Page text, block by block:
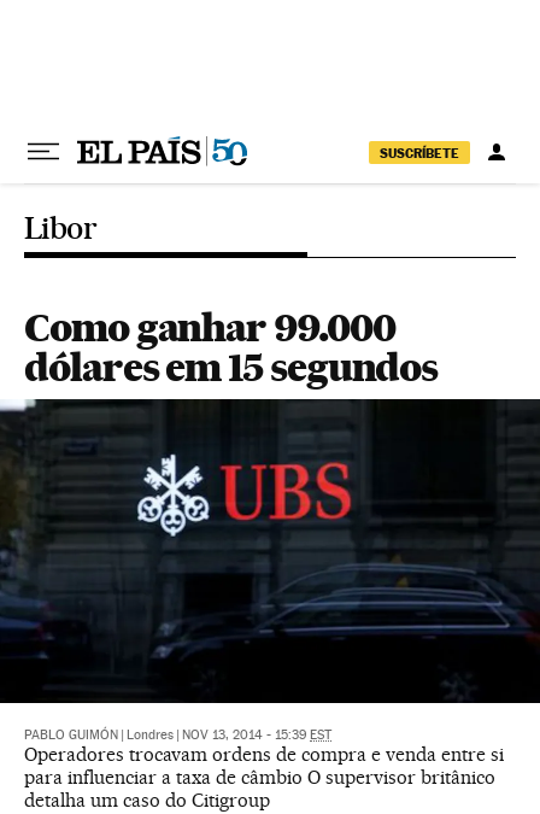
SUSCRÍBETE
Libor
Como ganhar 99.000
dólares em 15 segundos
PABLO GUIMÓN Londres NOV 13, 2014 - 15:39 EST
Operadores trocavam ordens de compra e venda entre si
para influenciar a taxa de câmbio O supervisor britânico
detalha um caso do Citigroup